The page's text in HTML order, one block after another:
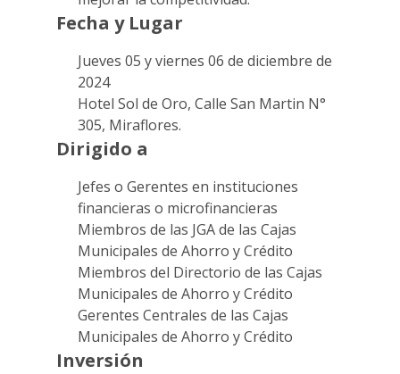
Fecha y Lugar
Jueves 05 y viernes 06 de diciembre de
2024
Hotel Sol de Oro, Calle San Martin N°
305, Miraflores.
Dirigido a
Jefes o Gerentes en instituciones
financieras o microfinancieras
Miembros de las JGA de las Cajas
Municipales de Ahorro y Crédito
Miembros del Directorio de las Cajas
Municipales de Ahorro y Crédito
Gerentes Centrales de las Cajas
Municipales de Ahorro y Crédito
Inversión